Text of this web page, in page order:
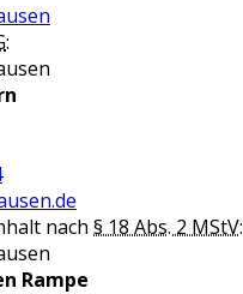
:
nach § 18 Abs. 2 MStV:
Rampe